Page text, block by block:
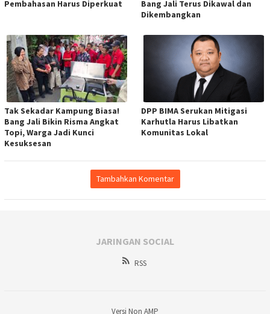
Pembahasan Harus Diperkuat
Bang Jali Terus Dikawal dan
Dikembangkan
Tak Sekadar Kampung Biasa!
Bang Jali Bikin Risma Angkat
Topi, Warga Jadi Kunci
Kesuksesan
DPP BIMA Serukan Mitigasi
Karhutla Harus Libatkan
Komunitas Lokal
Tambahkan Komentar
JARINGAN SOCIAL
RSS
Versi Non AMP